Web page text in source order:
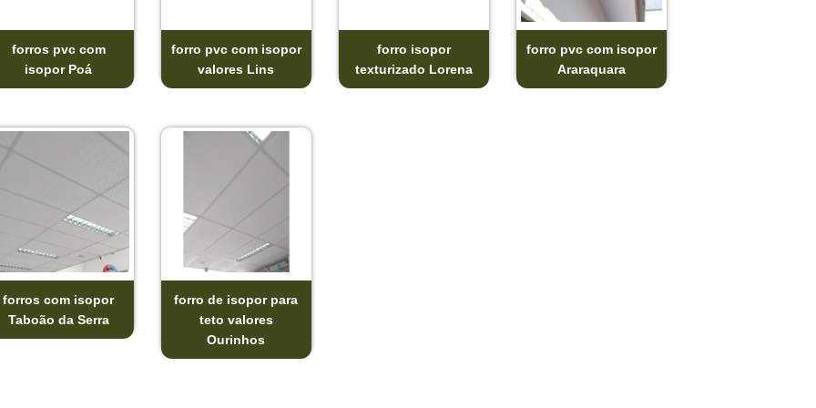
forros pvc com
isopor Poá
forro pvc com isopor
valores Lins
forro isopor
texturizado Lorena
forro pvc com isopor
Araraquara
forros com isopor
Taboão da Serra
forro de isopor para
teto valores
Ourinhos